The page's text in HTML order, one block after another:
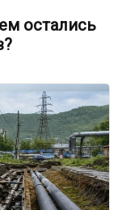
остались